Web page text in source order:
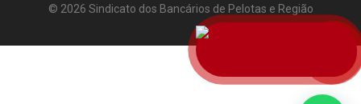
© 2026 Sindicato dos Bancários de Pelotas e Região